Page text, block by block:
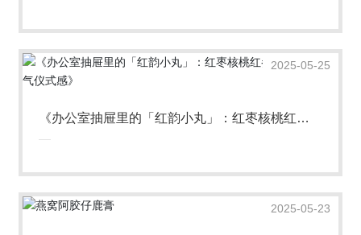
2025-05-25
《办公室抽屉里的「红韵小丸」：红枣核桃红参
2025-05-23